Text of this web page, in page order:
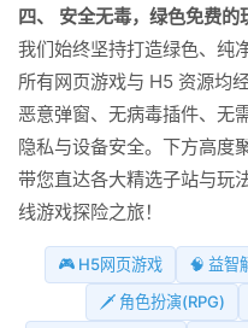
四、 安全无毒，绿色免费的
我们始终坚持打造绿色、纯
所有网页游戏与 H5 资源均
恶意弹窗、无病毒插件、无
隐私与设备安全。下方高度
带您直达各大精选子站与玩
线游戏探险之旅！
🎮 H5网页游戏 🧠 益智
🗡️ 角色扮演(RPG)